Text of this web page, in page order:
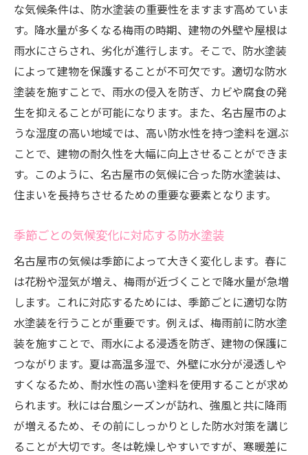
な気候条件は、防水塗装の重要性をますます高めていま
す。降水量が多くなる梅雨の時期、建物の外壁や屋根は
雨水にさらされ、劣化が進行します。そこで、防水塗装
によって建物を保護することが不可欠です。適切な防水
塗装を施すことで、雨水の侵入を防ぎ、カビや腐食の発
生を抑えることが可能になります。また、名古屋市のよ
うな湿度の高い地域では、高い防水性を持つ塗料を選ぶ
ことで、建物の耐久性を大幅に向上させることができま
す。このように、名古屋市の気候に合った防水塗装は、
住まいを長持ちさせるための重要な要素となります。
季節ごとの気候変化に対応する防水塗装
名古屋市の気候は季節によって大きく変化します。春に
は花粉や湿気が増え、梅雨が近づくことで降水量が急増
します。これに対応するためには、季節ごとに適切な防
水塗装を行うことが重要です。例えば、梅雨前に防水塗
装を施すことで、雨水による浸透を防ぎ、建物の保護に
つながります。夏は高温多湿で、外壁に水分が浸透しや
すくなるため、耐水性の高い塗料を使用することが求め
られます。秋には台風シーズンが訪れ、強風と共に降雨
が増えるため、その前にしっかりとした防水対策を講じ
ることが大切です。冬は乾燥しやすいですが、寒暖差に